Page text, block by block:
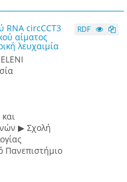
RNA circCCT3
αίματος
λευχαιμία
και
▶ Σχολή
Πανεπιστήμιο
RDF